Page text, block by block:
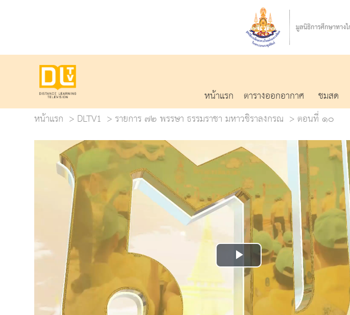
หน้าแรก ตารางออกอากาศ ชมสด
หน้าแรก
DLTV1 รายการ ๗๒ พรรษา ธรรมราชา มหาวชิราลงกรณ ตอนที่ ๑๐
Play
Video